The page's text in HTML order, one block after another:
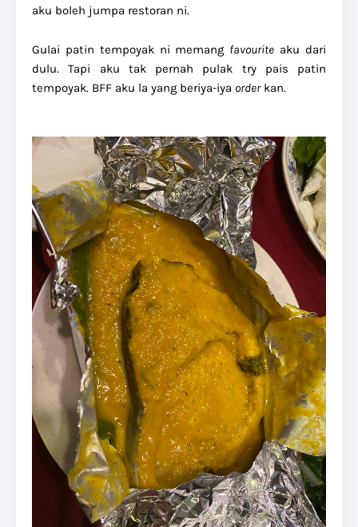
aku boleh jumpa restoran ni.
Gulai patin tempoyak ni memang favourite aku dari
dulu. Tapi aku tak pernah pulak try pais patin
tempoyak. BFF aku la yang beriya-iya orderkan.